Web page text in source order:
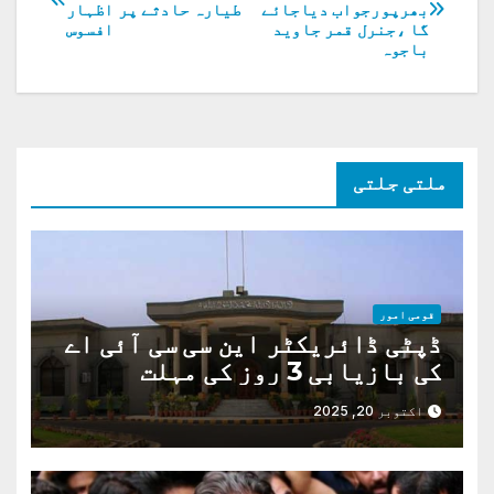
کی
نیویگیشن
طیارہ حادثے پر اظہار
افسوس
بھرپورجواب دیاجائے
گا ،جنرل قمر جاوید
باجوہ
ملتی جلتی
قومی امور
ڈپٹی ڈائریکٹر این سی سی آئی اے
کی بازیابی 3 روز کی مہلت
اکتوبر 20, 2025